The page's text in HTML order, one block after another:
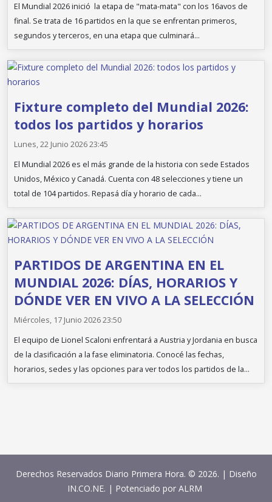
El Mundial 2026 inició la etapa de "mata-mata" con los 16avos de
final. Se trata de 16 partidos en la que se enfrentan primeros,
segundos y terceros, en una etapa que culminará...
Fixture completo del Mundial 2026:
todos los partidos y horarios
Lunes, 22 Junio 2026 23:45
El Mundial 2026 es el más grande de la historia con sede Estados
Unidos, México y Canadá. Cuenta con 48 selecciones y tiene un
total de 104 partidos. Repasá día y horario de cada...
PARTIDOS DE ARGENTINA EN EL
MUNDIAL 2026: DÍAS, HORARIOS Y
DÓNDE VER EN VIVO A LA SELECCIÓN
Miércoles, 17 Junio 2026 23:50
El equipo de Lionel Scaloni enfrentará a Austria y Jordania en busca
de la clasificación a la fase eliminatoria. Conocé las fechas,
horarios, sedes y las opciones para ver todos los partidos de la...
Derechos Reservados Diario Primera Hora. © 2026. | Diseño
IN.CO.NE. | Potenciado por ALRM